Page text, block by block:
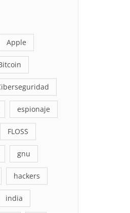
Apple
espionaje
FLOSS
gnu
hackers
india